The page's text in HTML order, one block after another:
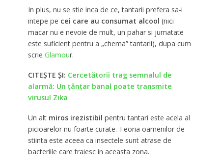
In plus, nu se stie inca de ce, tantarii prefera sa-i
intepe pe cei care au consumat alcool (nici
macar nu e nevoie de mult, un pahar si jumatate
este suficient pentru a „chema” tantarii), dupa cum
scrie Glamour.
CITEȘTE ȘI: Cercetătorii trag semnalul de
alarmă: Un ţânţar banal poate transmite
virusul Zika
Un alt miros irezistibil pentru tantari este acela al
picioarelor nu foarte curate. Teoria oamenilor de
stiinta este aceea ca insectele sunt atrase de
bacteriile care traiesc in aceasta zona.